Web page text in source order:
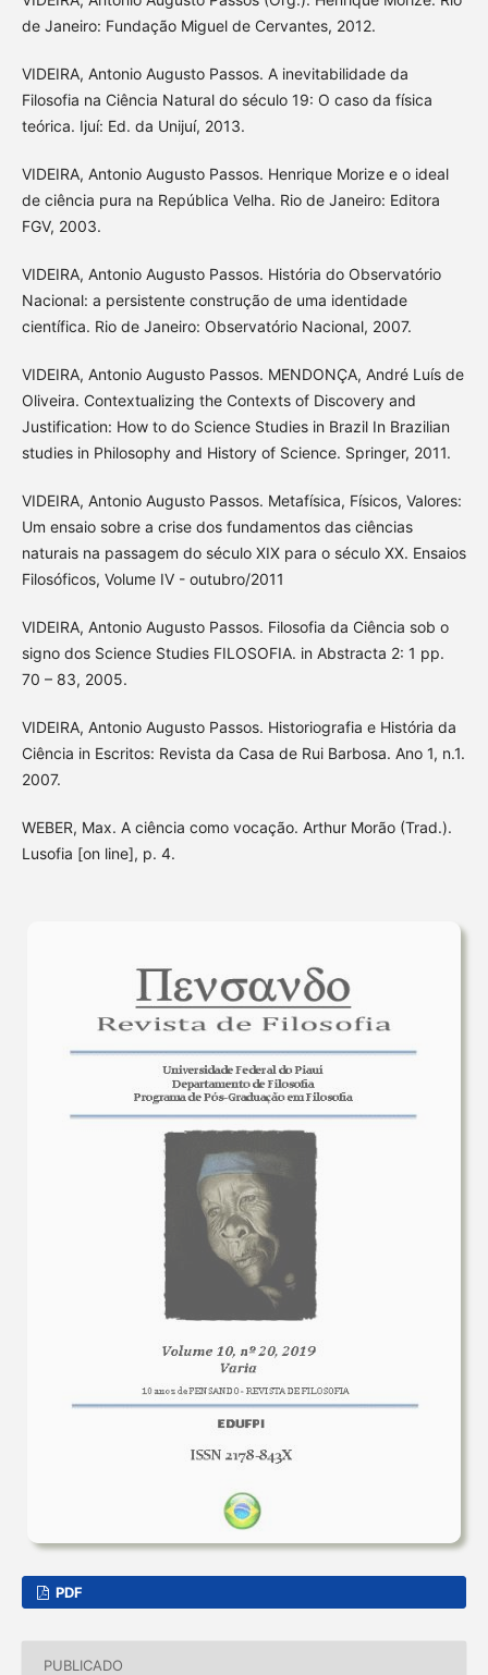
de Janeiro: Fundação Miguel de Cervantes, 2012.
VIDEIRA, Antonio Augusto Passos. A inevitabilidade da
Filosofia na Ciência Natural do século 19: O caso da física
teórica. Ijuí: Ed. da Unijuí, 2013.
VIDEIRA, Antonio Augusto Passos. Henrique Morize e o ideal
de ciência pura na República Velha. Rio de Janeiro: Editora
FGV, 2003.
VIDEIRA, Antonio Augusto Passos. História do Observatório
Nacional: a persistente construção de uma identidade
científica. Rio de Janeiro: Observatório Nacional, 2007.
VIDEIRA, Antonio Augusto Passos. MENDONÇA, André Luís de
Oliveira. Contextualizing the Contexts of Discovery and
Justification: How to do Science Studies in Brazil In Brazilian
studies in Philosophy and History of Science. Springer, 2011.
VIDEIRA, Antonio Augusto Passos. Metafísica, Físicos, Valores:
Um ensaio sobre a crise dos fundamentos das ciências
naturais na passagem do século XIX para o século XX. Ensaios
Filosóficos, Volume IV - outubro/2011
VIDEIRA, Antonio Augusto Passos. Filosofia da Ciência sob o
signo dos Science Studies FILOSOFIA. in Abstracta 2: 1 pp.
70 – 83, 2005.
VIDEIRA, Antonio Augusto Passos. Historiografia e História da
Ciência in Escritos: Revista da Casa de Rui Barbosa. Ano 1, n.1.
2007.
WEBER, Max. A ciência como vocação. Arthur Morão (Trad.).
Lusofia [on line], p. 4.
PDF
PUBLICADO